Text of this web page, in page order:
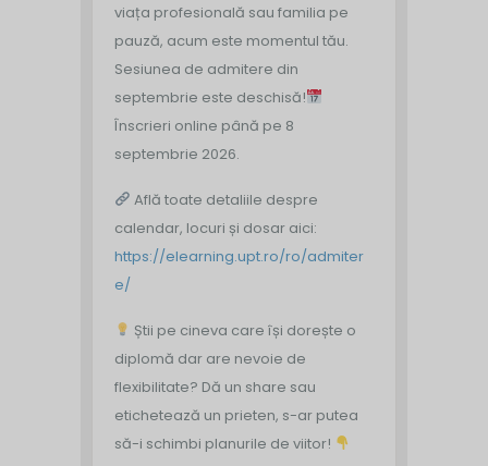
viața profesională sau familia pe
pauză, acum este momentul tău.
Sesiunea de admitere din
septembrie este deschisă!
Înscrieri online până pe 8
septembrie 2026.
Află toate detaliile despre
calendar, locuri și dosar aici:
https://elearning.upt.ro/ro/admiter
e/
Știi pe cineva care își dorește o
diplomă dar are nevoie de
flexibilitate? Dă un share sau
etichetează un prieten, s-ar putea
să-i schimbi planurile de viitor!